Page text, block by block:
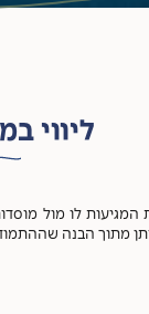
ליווי
לו מול
מתוך הבנה